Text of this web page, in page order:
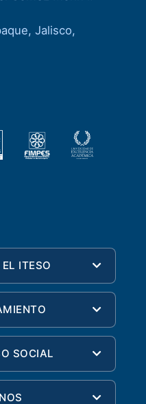
Jalisco,
ITESO
SOCIAL